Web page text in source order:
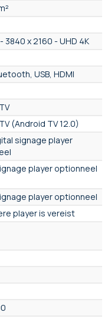
3840 x 2160 - UHD 4K
USB, HDMI
(Android TV 12.0)
signage player
player optionneel
player optionneel
player is vereist